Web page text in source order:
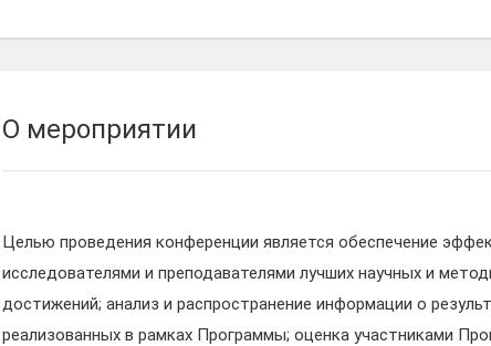
О мероприятии
Целью проведения конференции является обеспечение
исследователями и преподавателями лучших научных и
достижений; анализ и распространение информации о
реализованных в рамках Программы; оценка участниками